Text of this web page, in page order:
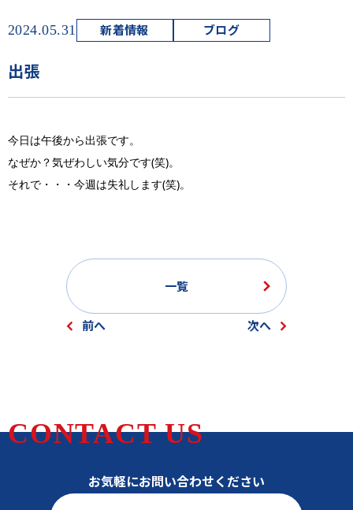
2024.05.31 新着情報 ブログ
出張
今日は午後から出張です。
なぜか？気ぜわしい気分です(笑)。
それで・・・今週は失礼します(笑)。
前へ
一覧
次へ
CONTACT US
お気軽にお問い合わせください